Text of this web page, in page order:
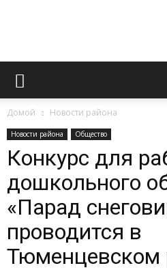
Домой Новости района
Новости района Общество
Конкурс для
дошкольного
«Парад
проводится в
Тюменцевском